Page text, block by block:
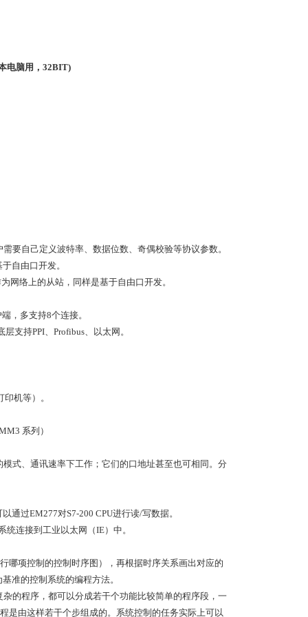
电脑用，32BIT)
要自己定义波特率、数据位数、奇偶校验等协议参数。
自由口开发。
网络上的从站，同样是基于自由口开发。
，多支持8个连接。
支持PPI、Profibus、以太网。
机等）。
系列）
式、通讯速率下工作；它们的口地址甚至也可相同。分
通过EM277对S7-200 CPU进行读/写数据。
统连接到工业以太网（IE）中。
哪项控制的控制时序图），再根据时序关系画出对应的
准的控制系统的编程方法。
的程序，都可以分成若干个功能比较简单的程序段，一
是由这样若干个步组成的。系统控制的任务实际上可以